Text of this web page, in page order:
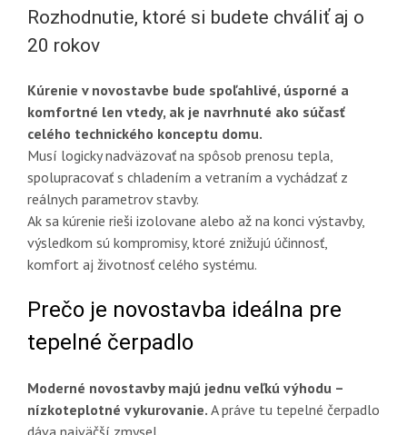
Rozhodnutie, ktoré si budete chváliť aj o
20 rokov
Kúrenie v novostavbe bude spoľahlivé, úsporné a
komfortné len vtedy, ak je navrhnuté ako súčasť
celého technického konceptu domu.
Musí logicky nadväzovať na spôsob prenosu tepla,
spolupracovať s chladením a vetraním a vychádzať z
reálnych parametrov stavby.
Ak sa kúrenie rieši izolovane alebo až na konci výstavby,
výsledkom sú kompromisy, ktoré znižujú účinnosť,
komfort aj životnosť celého systému.
Prečo je novostavba ideálna pre
tepelné čerpadlo
Moderné novostavby majú jednu veľkú výhodu –
nízkoteplotné vykurovanie. A práve tu tepelné čerpadlo